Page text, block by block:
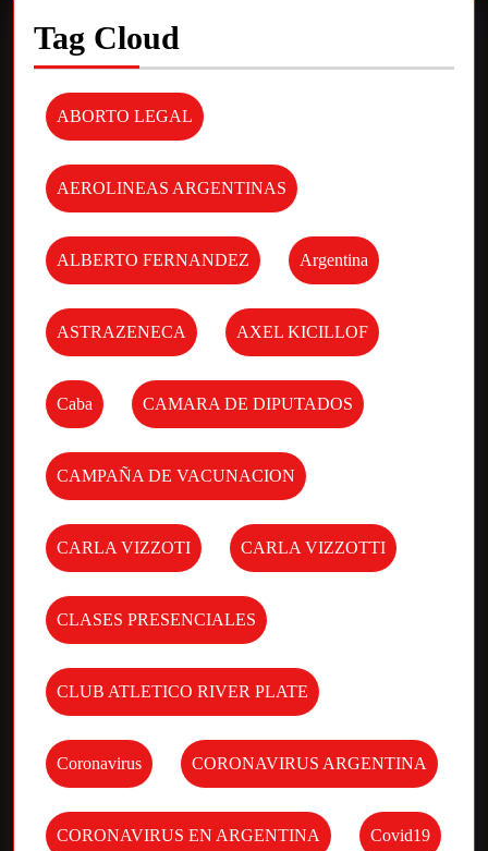
Tag Cloud
ABORTO LEGAL
AEROLINEAS ARGENTINAS
ALBERTO FERNANDEZ Argentina
ASTRAZENECA AXEL KICILLOF
Caba CAMARA DE DIPUTADOS
CAMPAÑA DE VACUNACION
CARLA VIZZOTI CARLA VIZZOTTI
CLASES PRESENCIALES
CLUB ATLETICO RIVER PLATE
Coronavirus CORONAVIRUS ARGENTINA
CORONAVIRUS EN ARGENTINA Covid19